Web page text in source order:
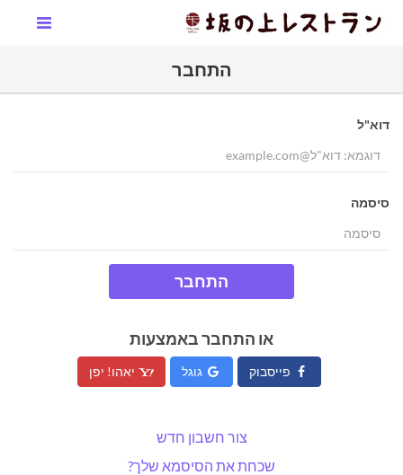
התחבר
דוא"ל
סיסמה
התחבר
או התחבר באמצעות
פייסבוק גוגל יאהו! יפן
צור חשבון חדש
שכחת את הסיסמא שלך?